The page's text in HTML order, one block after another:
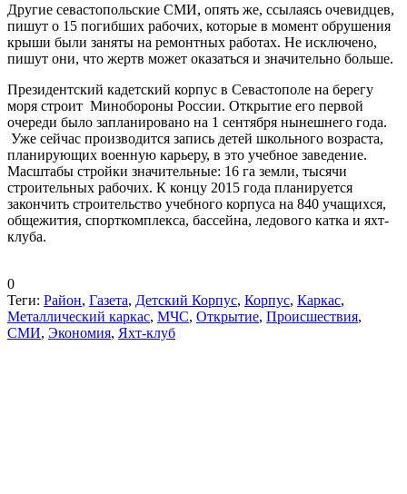
Другие севастопольские СМИ, опять же, ссылаясь очевидцев,
пишут о 15 погибших рабочих, которые в момент обрушения
крыши были заняты на ремонтных работах. Не исключено,
пишут они, что жертв может оказаться и значительно больше.
Президентский кадетский корпус в Севастополе на берегу
моря строит Минобороны России. Открытие его первой
очереди было запланировано на 1 сентября нынешнего года.
Уже сейчас производится запись детей школьного возраста,
планирующих военную карьеру, в это учебное заведение.
Масштабы стройки значительные: 16 га земли, тысячи
строительных рабочих. К концу 2015 года планируется
закончить строительство учебного корпуса на 840 учащихся,
общежития, спорткомплекса, бассейна, ледового катка и яхт-
клуба.
0
Теги: Район, Газета, Детский Корпус, Корпус, Каркас,
Металлический каркас, МЧС, Открытие, Происшествия,
СМИ, Экономия, Яхт-клуб